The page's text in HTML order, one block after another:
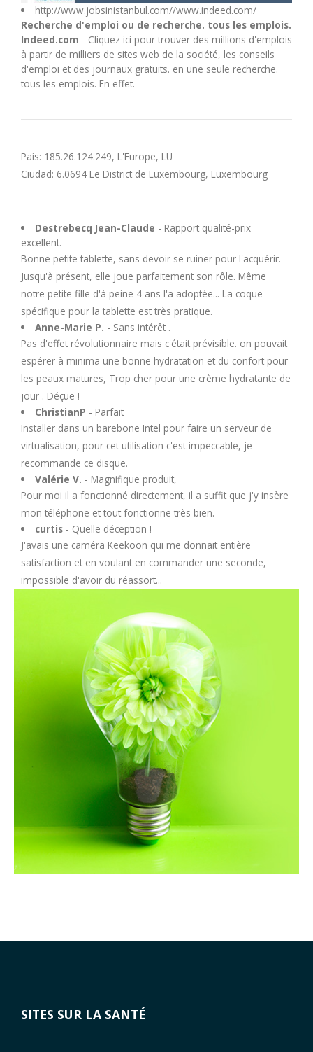
R
S
U
V
X
Y
Z
http://www.jobsinistanbul.com//www.indeed.com/
Recherche d'emploi ou de recherche. tous les emplois.
Indeed.com - Cliquez ici pour trouver des millions d'emplois
à partir de milliers de sites web de la société, les conseils
d'emploi et des journaux gratuits. en une seule recherche.
tous les emplois. En effet.
País: 185.26.124.249, L'Europe, LU
Ciudad: 6.0694 Le District de Luxembourg, Luxembourg
Destrebecq Jean-Claude - Rapport qualité-prix
excellent.
Bonne petite tablette, sans devoir se ruiner pour l'acquérir.
Jusqu'à présent, elle joue parfaitement son rôle. Même
notre petite fille d'à peine 4 ans l'a adoptée... La coque
spécifique pour la tablette est très pratique.
Anne-Marie P. - Sans intérêt .
Pas d'effet révolutionnaire mais c'était prévisible. on pouvait
espérer à minima une bonne hydratation et du confort pour
les peaux matures, Trop cher pour une crème hydratante de
jour . Déçue !
ChristianP - Parfait
Installer dans un barebone Intel pour faire un serveur de
virtualisation, pour cet utilisation c'est impeccable, je
recommande ce disque.
Valérie V. - Magnifique produit,
Pour moi il a fonctionné directement, il a suffit que j'y insère
mon téléphone et tout fonctionne très bien.
curtis- Quelle déception !
J'avais une caméra Keekoon qui me donnait entière
satisfaction et en voulant en commander une seconde,
impossible d'avoir du réassort...
SITES SUR LA SANTÉ